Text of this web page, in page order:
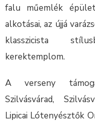
falu műemlék
alkotásai, az újjá
klasszicista
kerektemplom.
A verseny
Szilvásvárad,
Lipicai Lótenyésztők